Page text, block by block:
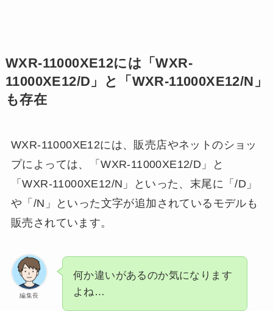
WXR-11000XE12には「WXR-
11000XE12/D」と「WXR-11000XE12/N」
も存在
WXR-11000XE12には、販売店やネットのショッ
プによっては、「WXR-11000XE12/D」と
「WXR-11000XE12/N」といった、末尾に「/D」
や「/N」といった文字が追加されているモデルも
販売されています。
編集長
何か違いがあるのか気になります
よね…